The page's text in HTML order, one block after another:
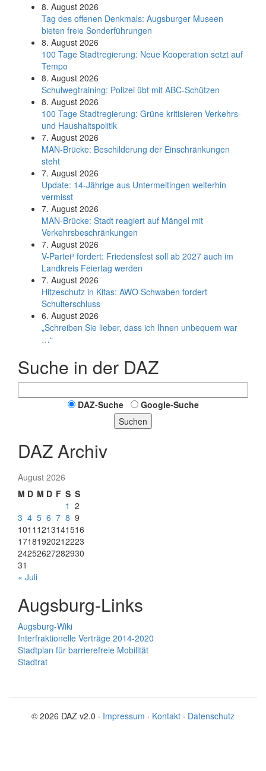
8. August 2026
Tag des offenen Denkmals: Augsburger Museen
bieten freie Sonderführungen
8. August 2026
100 Tage Stadtregierung: Neue Kooperation setzt auf
Tempo
8. August 2026
Schul­weg­trai­ning: Poli­zei übt mit ABC-Schüt­zen
8. August 2026
100 Tage Stadtregierung: Grüne kritisieren Verkehrs-
und Haushaltspolitik
7. August 2026
MAN-Brücke: Beschilderung der Einschränkungen
steht
7. August 2026
Update: 14-Jährige aus Untermeitingen weiterhin
vermisst
7. August 2026
MAN-Brücke: Stadt reagiert auf Mängel mit
Verkehrsbeschränkungen
7. August 2026
V-Partei­³ fordert: Friedens­fest soll ab 2027 auch im
Land­kreis Feier­tag werden
7. August 2026
Hitzeschutz in Kitas: AWO Schwaben fordert
Schulterschluss
6. August 2026
„Schreiben Sie lieber, dass ich Ihnen unbequem war
…“
Suche in der DAZ
DAZ-Suche
Google-Suche
Suchen
DAZ Archiv
August 2026
M D M D F S S
1 2
3 4 5 6 7 8 9
1011 1213141516
17181920212223
24252627282930
31
« Juli
Augsburg-Links
Augsburg-Wiki
Interfraktionelle Verträge 2014-2020
Stadtplan für barrierefreie Mobilität
Stadtrat
© 2026 DAZ v2.0 · Impressum · Kontakt · Datenschutz